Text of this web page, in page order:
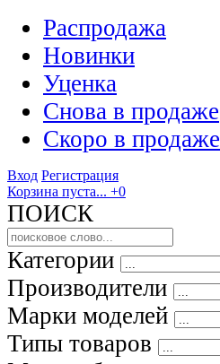
Распродажа
Новинки
Уценка
Снова в продаже
Скоро в продаже
Вход Регистрация
Корзина пуста... +0
ПОИСК
Категории
Производители
Марки моделей
Типы товаров